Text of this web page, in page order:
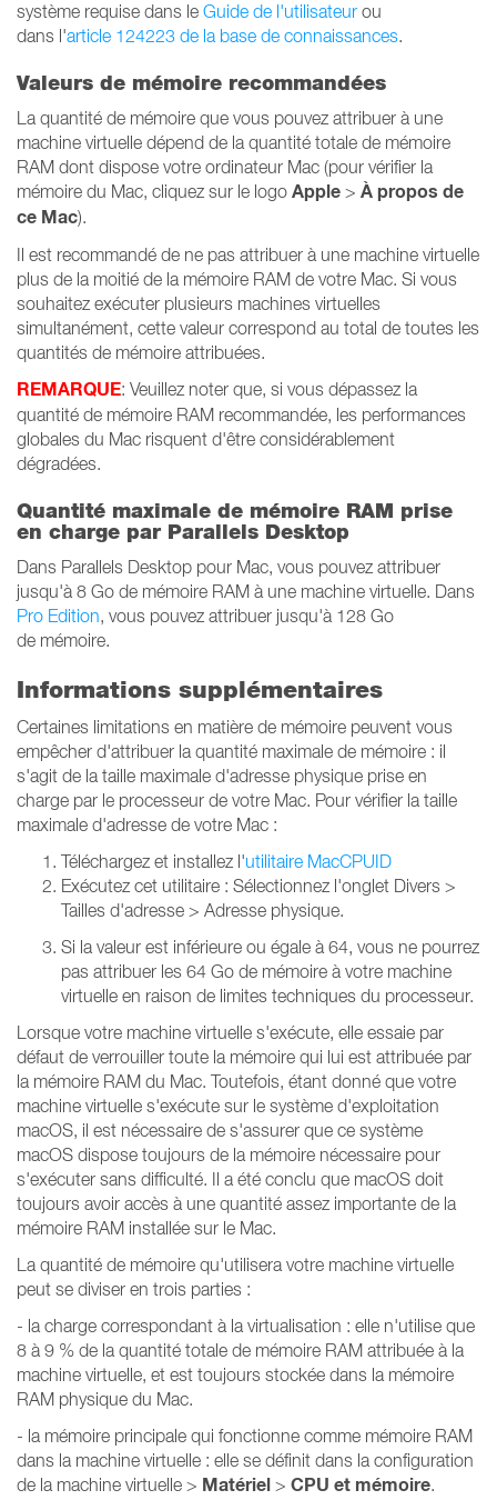
système requise dans le Guide de l'utilisateur ou
dans l'article 124223 de la base de connaissances.
Valeurs de mémoire recommandées
La quantité de mémoire que vous pouvez attribuer à une
machine virtuelle dépend de la quantité totale de mémoire
RAM dont dispose votre ordinateur Mac (pour vérifier la
mémoire du Mac, cliquez sur le logo Apple > À propos de
ce Mac).
Il est recommandé de ne pas attribuer à une machine virtuelle
plus de la moitié de la mémoire RAM de votre Mac. Si vous
souhaitez exécuter plusieurs machines virtuelles
simultanément, cette valeur correspond au total de toutes les
quantités de mémoire attribuées.
REMARQUE: Veuillez noter que, si vous dépassez la
quantité de mémoire RAM recommandée, les performances
globales du Mac risquent d'être considérablement
dégradées.
Quantité maximale de mémoire RAM prise
en charge par Parallels Desktop
Dans Parallels Desktop pour Mac, vous pouvez attribuer
jusqu'à 8 Go de mémoire RAM à une machine virtuelle. Dans
Pro Edition, vous pouvez attribuer jusqu'à 128 Go
de mémoire.
Informations supplémentaires
Certaines limitations en matière de mémoire peuvent vous
empêcher d'attribuer la quantité maximale de mémoire : il
s'agit de la taille maximale d'adresse physique prise en
charge par le processeur de votre Mac. Pour vérifier la taille
maximale d'adresse de votre Mac :
Téléchargez et installez l'utilitaire MacCPUID
Exécutez cet utilitaire : Sélectionnez l'onglet Divers >
Tailles d'adresse > Adresse physique.
Si la valeur est inférieure ou égale à 64, vous ne pourrez
pas attribuer les 64 Go de mémoire à votre machine
virtuelle en raison de limites techniques du processeur.
Lorsque votre machine virtuelle s'exécute, elle essaie par
défaut de verrouiller toute la mémoire qui lui est attribuée par
la mémoire RAM du Mac. Toutefois, étant donné que votre
machine virtuelle s'exécute sur le système d'exploitation
macOS, il est nécessaire de s'assurer que ce système
macOS dispose toujours de la mémoire nécessaire pour
s'exécuter sans difficulté. Il a été conclu que macOS doit
toujours avoir accès à une quantité assez importante de la
mémoire RAM installée sur le Mac.
La quantité de mémoire qu'utilisera votre machine virtuelle
peut se diviser en trois parties :
- la charge correspondant à la virtualisation : elle n'utilise que
8 à 9 % de la quantité totale de mémoire RAM attribuée à la
machine virtuelle, et est toujours stockée dans la mémoire
RAM physique du Mac.
- la mémoire principale qui fonctionne comme mémoire RAM
dans la machine virtuelle : elle se définit dans la configuration
de la machine virtuelle > Matériel > CPU et mémoire.